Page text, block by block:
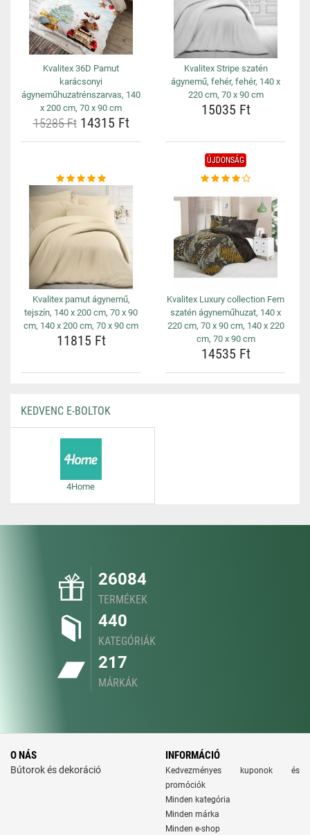
Kvalitex 36D Pamut
karácsonyi
ágyneműhuzatrénszarvas, 140
x 200 cm, 70 x 90 cm
15285 Ft14315 Ft
Kvalitex Stripe szatén
ágynemű, fehér, fehér, 140 x
220 cm, 70 x 90 cm
15035 Ft
Kvalitex pamut ágynemű,
tejszín, 140 x 200 cm, 70 x 90
cm, 140 x 200 cm, 70 x 90 cm
11815 Ft
ÚJDONSÁG
Kvalitex Luxury collection Fern
szatén ágyneműhuzat, 140 x
220 cm, 70 x 90 cm, 140 x 220
cm, 70 x 90 cm
14535 Ft
KEDVENC E-BOLTOK
4Home
26084
TERMÉKEK
440
KATEGÓRIÁK
217
MÁRKÁK
O NÁS
Bútorok és dekoráció
INFORMÁCIÓ
Kedvezményes kuponok és
promóciók
Minden kategória
Minden márka
Minden e-shop